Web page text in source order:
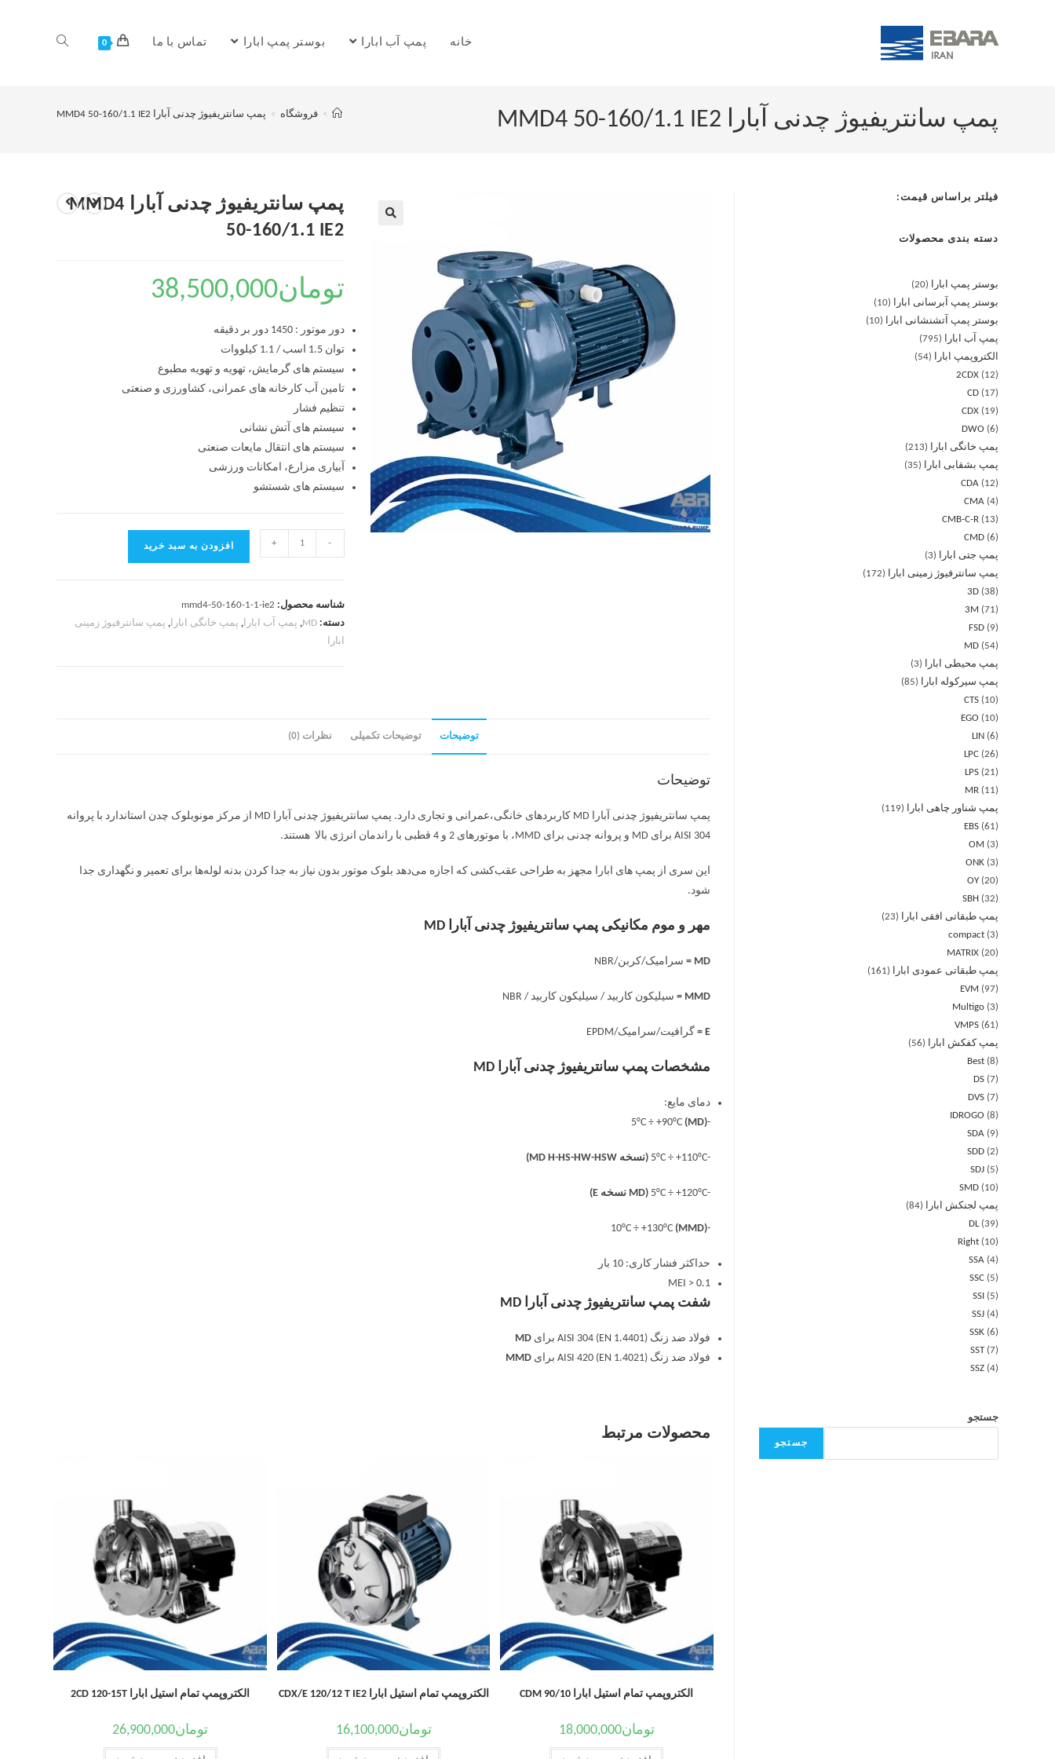
خانه پمپ آب ابارا بوستر پمپ ابارا تماس با ما 0
پمپ سانتریفیوژ چدنی آبارا MMD4 50-160/1.1 IE2 > فروشگاه > پمپ سانتریفیوژ چدنی آبارا MMD4 50-160/1.1 IE2
پمپ سانتریفیوژ چدنی آبارا MMD4
50-160/1.1 IE2
تومان38,500,000
دور موتور : 1450 دور بر دقیقه
توان 1.5 اسب / 1.1 کیلووات
سیستم های گرمایش، تهویه و تهویه مطبوع
تامین آب کارخانه های عمرانی، کشاورزی و صنعتی
تنظیم فشار
سیستم های آتش نشانی
سیستم های انتقال مایعات صنعتی
آبیاری مزارع، امکانات ورزشی
سیستم های شستشو
-
+ افزودن به سبد خرید
شناسه محصول: mmd4-50-160-1-1-ie2
دسته:MD
, پمپ آب ابارا, پمپ خانگی ابارا, پمپ سانترفیوژ زمینی
ابارا
توضیحات توضیحات تکمیلی نظرات (0)
توضیحات
پمپ سانتریفیوژ چدنی آبارا MD کاربردهای خانگی،عمرانی و تجاری دارد. پمپ سانتریفیوژ چدنی آبارا MD از مرکز مونوبلوک چدن استاندارد با پروانه
AISI 304 برای MD و پروانه چدنی برای MMD، با موتورهای 2 و 4 قطبی با راندمان انرژی بالا هستند.
این سری از پمپ های ابارا مجهز به طراحی عقب‌کشی که اجازه می‌دهد بلوک موتور بدون نیاز به جدا کردن بدنه لوله‌ها برای تعمیر و نگهداری جدا
شود.
مهر و موم مکانیکی پمپ سانتریفیوژ چدنی آبارا MD
MD = سرامیک/کربن/NBR
MMD = سیلیکون کاربید / سیلیکون کاربید / NBR
E = گرافیت/سرامیک/EPDM
مشخصات پمپ سانتریفیوژ چدنی آبارا MD
دمای مایع:
-5°C ÷ +90°C
(MD)
-5°C ÷ +110°C (نسخه MD H-HS-HW-HSW)
-5°C ÷ +120°C (MD نسخه E)
-10°C ÷ +130°C
(MMD)
حداکثر فشار کاری: 10 بار
MEI > 0.1
شفت پمپ سانتریفیوژ چدنی آبارا MD
فولاد ضد زنگ AISI 304 (EN 1.4401) برای
MD
فولاد ضد زنگ AISI 420 (EN 1.4021) برای
MMD
محصولات مرتبط
الکتروپمپ تمام استیل ابارا CDM 90/10
تومان18,000,000
الکتروپمپ تمام استیل ابارا CDX/E 120/12 T IE2
تومان16,100,000
الکتروپمپ تمام استیل ابارا 2CD 120-15T
تومان26,900,000
فیلتر براساس قیمت:
دسته بندی محصولات
بوستر پمپ ابارا
20
بوستر پمپ آبرسانی ابارا
10
بوستر پمپ آتشنشانی ابارا
10
پمپ آب ابارا
795
الکتروپمپ ابارا
54
2CDX
12
CD
17
CDX
19
DWO
6
پمپ خانگی ابارا
213
پمپ بشقابی ابارا
35
CDA
12
CMA 4
CMB-C-R
13
CMD 6
پمپ جتی ابارا
3
پمپ سانترفیوژ زمینی ابارا
172
3D 38
3M
71
FSD
9
MD
54
پمپ محیطی ابارا
3
پمپ سیرکوله ابارا
85
CTS
10
EGO
10
LIN 6
LPC 26
LPS 21
MR
11
پمپ شناور چاهی ابارا
119
EBS 61
OM
3
ONK 3
OY 20
SBH 32
پمپ طبقاتی افقی ابارا
23
compact 3
MATRIX 20
پمپ طبقاتی عمودی ابارا
161
EVM
97
Multigo 3
VMPS 61
پمپ کفکش ابارا
56
Best 8
DS 7
DVS 7
IDROGO
8
SDA
9
SDD 2
SDJ
5
SMD
10
پمپ لجنکش ابارا
84
DL 39
Right
10
SSA 4
SSC
5
SSI
5
SSJ 4
SSK 6
SST 7
SSZ 4
جستجو
جستجو